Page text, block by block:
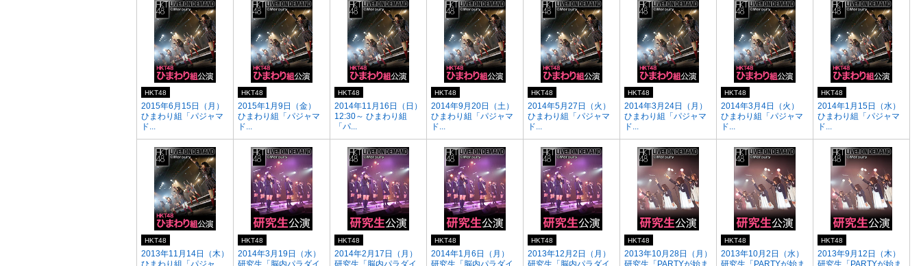
2015年6月15日（月）
ひまわり組「パジャマ
ド...
HKT48
2015年1月9日（金）
ひまわり組「パジャマ
ド...
HKT48
2014年11月16日（日）
12:30～ ひまわり組
「パ...
HKT48
2014年9月20日（土）
ひまわり組「パジャマ
ド...
HKT48
2014年5月27日（火）
ひまわり組「パジャマ
ド...
HKT48
2014年3月24日（月）
ひまわり組「パジャマ
ド...
HKT48
2014年3月4日（火）
ひまわり組「パジャマ
ド...
HKT48
2014年1月15日（水）
ひまわり組「パジャマ
ド...
HKT48
2013年11月14日（木）
ひまわり組「パジャ
HKT48
2014年3月19日（水）
研究生「脳内パラダイ
HKT48
2014年2月17日（月）
研究生「脳内パラダイ
HKT48
2014年1月6日（月）
研究生「脳内パラダイ
HKT48
2013年12月2日（月）
研究生「脳内パラダイ
HKT48
2013年10月28日（月）
研究生「PARTYが始ま
HKT48
2013年10月2日（水）
研究生「PARTYが始ま
HKT48
2013年9月12日（木）
研究生「PARTYが始ま
HKT48